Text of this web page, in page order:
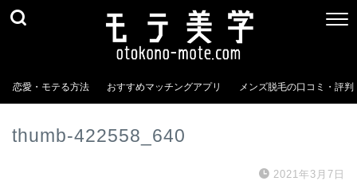
恋愛・モテる方法 おすすめマッチングアプリ メンズ脱毛の口コミ・評判
thumb-422558_640
2021年3月7日